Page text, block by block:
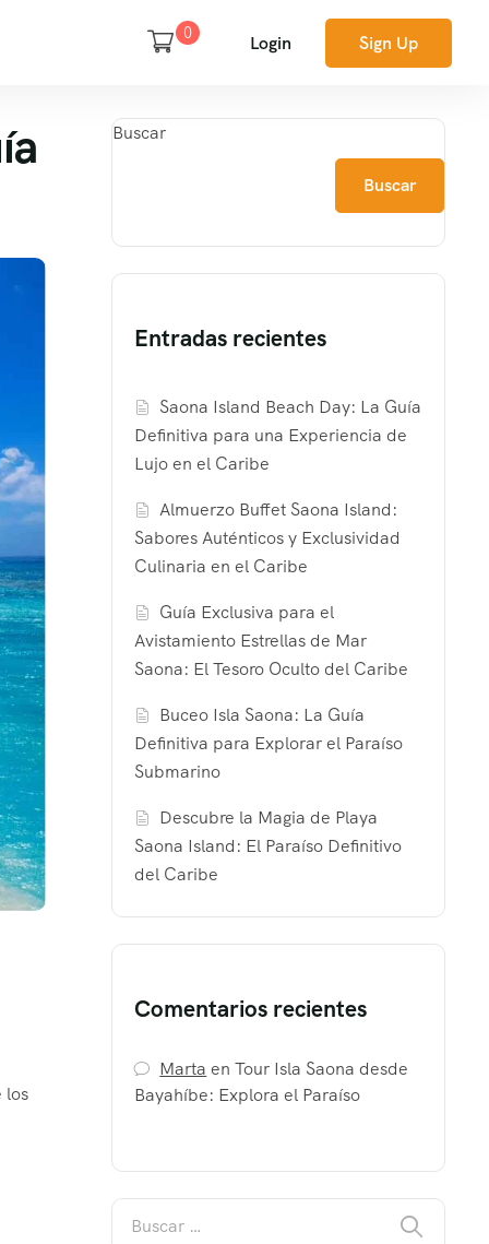
0 Login Sign Up
los
Buscar
Buscar
Entradas recientes
Saona Island Beach Day: La Guía
Definitiva para una Experiencia de
Lujo en el Caribe
Almuerzo Buffet Saona Island:
Sabores Auténticos y Exclusividad
Culinaria en el Caribe
Guía Exclusiva para el
Avistamiento Estrellas de Mar
Saona: El Tesoro Oculto del Caribe
Buceo Isla Saona: La Guía
Definitiva para Explorar el Paraíso
Submarino
Descubre la Magia de Playa
Saona Island: El Paraíso Definitivo
del Caribe
Comentarios recientes
Marta enTour Isla Saona desde
Bayahíbe: Explora el Paraíso